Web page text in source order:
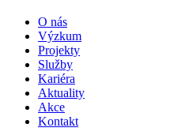
O nás
Výzkum
Projekty
Služby
Kariéra
Aktuality
Akce
Kontakt